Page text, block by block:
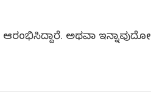
ಅಥವಾ ಇನ್ನಾವುದೋ